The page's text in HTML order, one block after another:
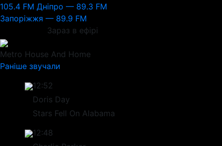
105.4 FM Дніпро — 89.3 FM
Запоріжжя — 89.9 FM
Зараз в ефірі
Metro House And Home
Раніше звучали
12:52
Doris Day
Stars Fell On Alabama
12:48